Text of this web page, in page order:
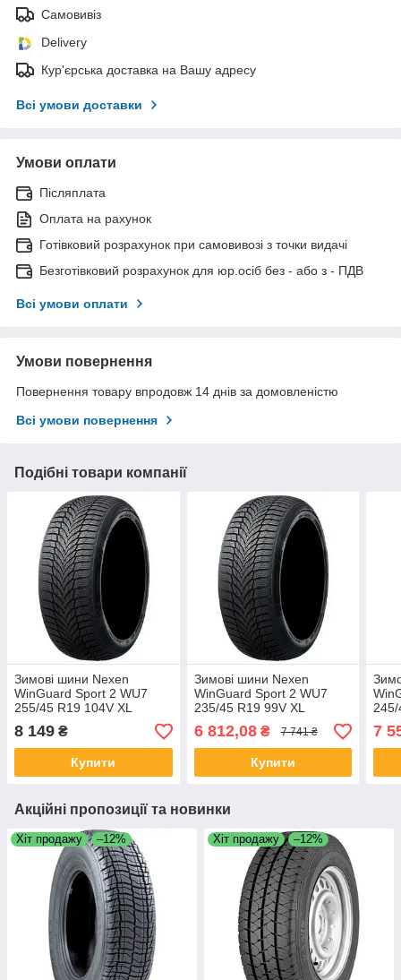
Самовивіз
Delivery
Кур'єрська доставка на Вашу адресу
Всі умови доставки
Умови оплати
Післяплата
Оплата на рахунок
Готівковий розрахунок при самовивозі з точки видачі
Безготівковий розрахунок для юр.осіб без - або з - ПДВ
Всі умови оплати
Умови повернення
Повернення товару впродовж 14 днів за домовленістю
Всі умови повернення
Подібні товари компанії
Зимові шини Nexen
WinGuard Sport 2 WU7
255/45 R19 104V XL
8 149 ₴
Купити
Зимові шини Nexen
WinGuard Sport 2 WU7
235/45 R19 99V XL
6 812,08₴ 7 741 ₴
Купити
245/
7
Акційні пропозиції та новинки
Хіт продажу –12% Хіт продажу –12%